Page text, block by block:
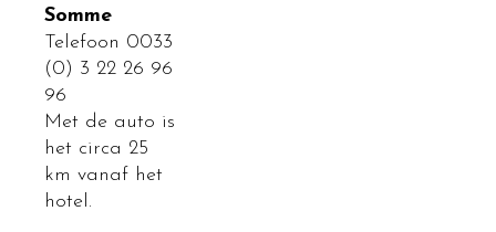
Somme
Telefoon 0033
(0) 3 22 26 96
96
Met de auto is
het circa 25
km vanaf het
hotel.